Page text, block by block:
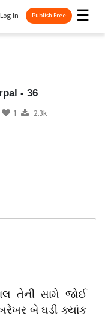
☰
Log In Publish Free
- 36
1 2.3k
તેની સામે જોઈ
બે ઘડી ક્યાંક